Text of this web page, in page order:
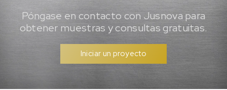
Póngase en contacto con Jusnova para
obtener muestras y consultas gratuitas.
Iniciar un proyecto